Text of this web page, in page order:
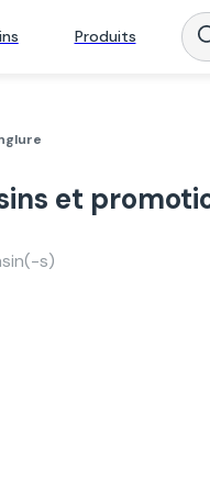
Produits
et
s)